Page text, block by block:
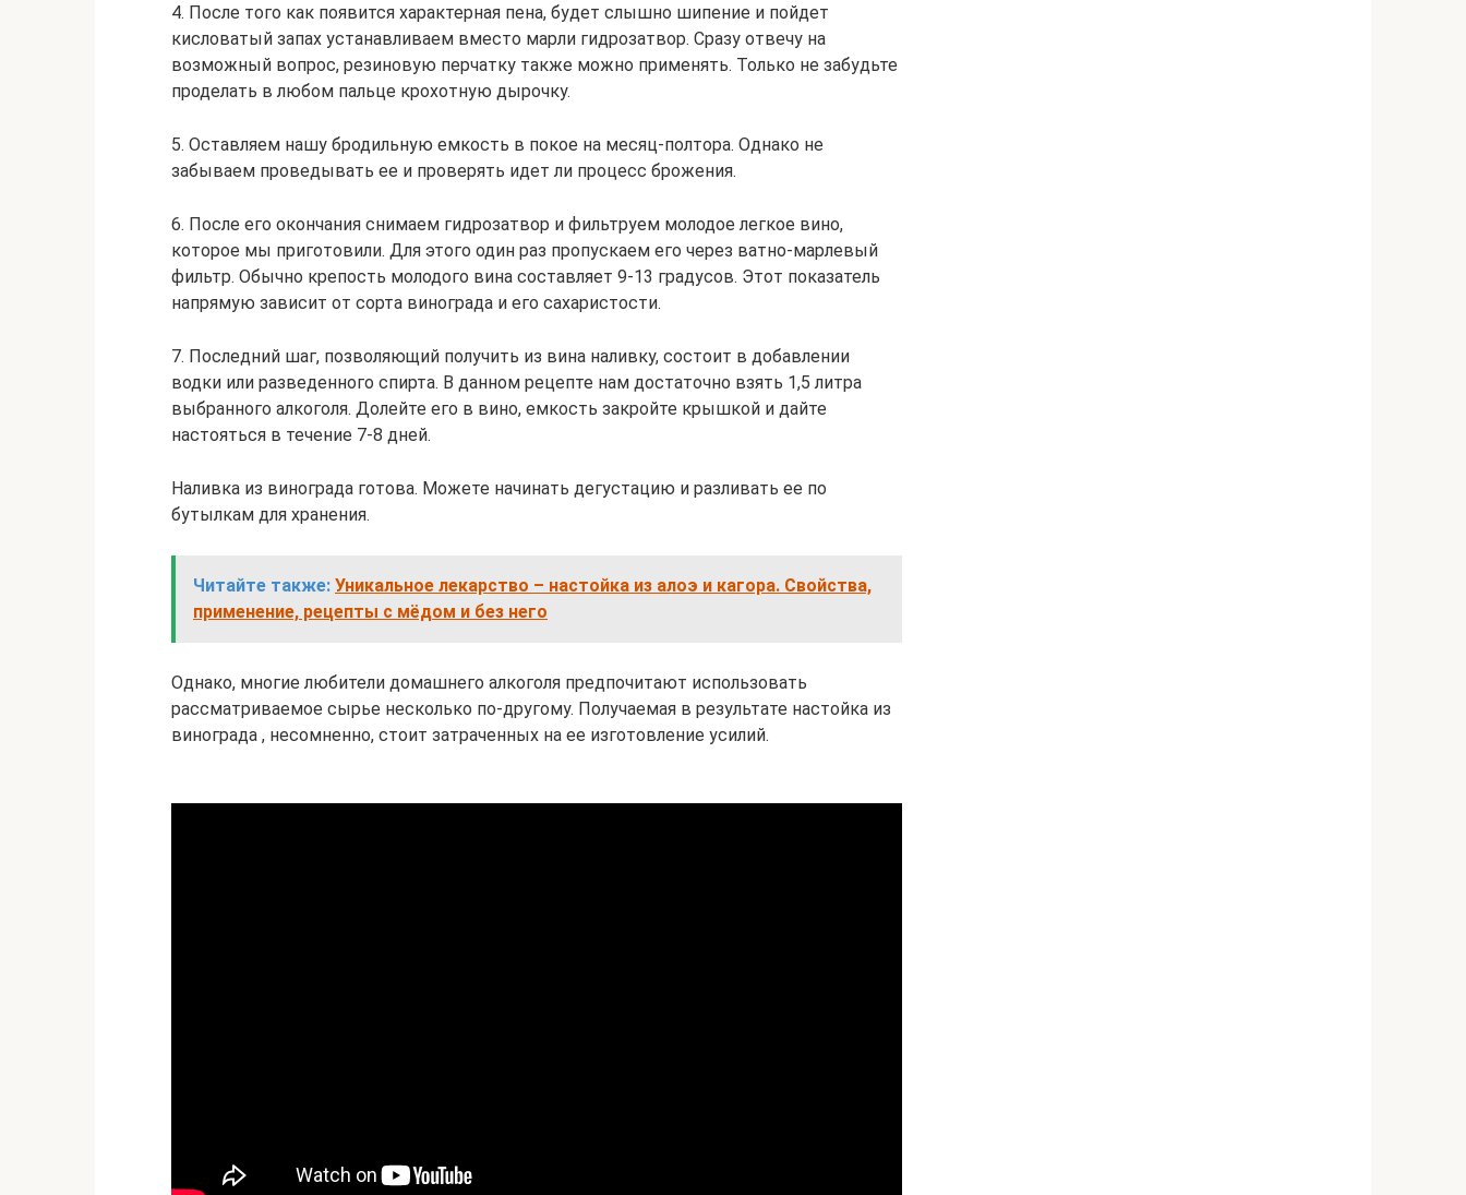
4. После того как появится характерная пена, будет слышно шипение и пойдет
кисловатый запах устанавливаем вместо марли гидрозатвор. Сразу отвечу на
возможный вопрос, резиновую перчатку также можно применять. Только не забудьте
проделать в любом пальце крохотную дырочку.
5. Оставляем нашу бродильную емкость в покое на месяц-полтора. Однако не
забываем проведывать ее и проверять идет ли процесс брожения.
6. После его окончания снимаем гидрозатвор и фильтруем молодое легкое вино,
которое мы приготовили. Для этого один раз пропускаем его через ватно-марлевый
фильтр. Обычно крепость молодого вина составляет 9-13 градусов. Этот показатель
напрямую зависит от сорта винограда и его сахаристости.
7. Последний шаг, позволяющий получить из вина наливку, состоит в добавлении
водки или разведенного спирта. В данном рецепте нам достаточно взять 1,5 литра
выбранного алкоголя. Долейте его в вино, емкость закройте крышкой и дайте
настояться в течение 7-8 дней.
Наливка из винограда готова. Можете начинать дегустацию и разливать ее по
бутылкам для хранения.
Читайте также: Уникальное лекарство – настойка из алоэ и кагора. Свойства,
применение, рецепты с мёдом и без него
Однако, многие любители домашнего алкоголя предпочитают использовать
рассматриваемое сырье несколько по-другому. Получаемая в результате настойка из
винограда , несомненно, стоит затраченных на ее изготовление усилий.